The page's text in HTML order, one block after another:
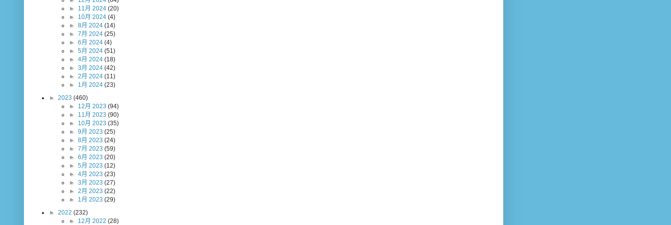
► 11月 2024 (20)
► 10月 2024 (4)
► 8月 2024 (14)
► 7月 2024 (25)
► 6月 2024 (4)
► 5月 2024 (51)
► 4月 2024 (18)
► 3月 2024 (42)
► 2月 2024 (11)
► 1月 2024 (23)
► 2023 (460)
► 12月 2023 (94)
► 11月 2023 (90)
► 10月 2023 (35)
► 9月 2023 (25)
► 8月 2023 (24)
► 7月 2023 (59)
► 6月 2023 (20)
► 5月 2023 (12)
► 4月 2023 (23)
► 3月 2023 (27)
► 2月 2023 (22)
► 1月 2023 (29)
► 2022 (232)
► 12月 2022 (28)